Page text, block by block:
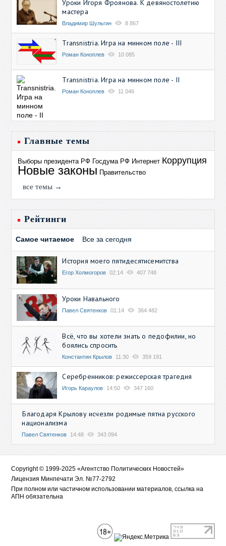
Уроки Игоря Фроянова. К девяностолетию
мастера
Владимир Шульгин 8 867
Transnistria. Игра на минном поле - III
Роман Коноплев 10 085
Transnistria. Игра на минном поле - II
Роман Коноплев 11 046
Главные темы
Выборы президента РФ Госдума РФ Интернет Коррупция
Новые законы Правительство
все темы →
Рейтинги
Самое читаемое Все за сегодня
История моего пятидесятисемитства
Егор Холмогоров 02:14 407 748
Уроки Навального
Павел Святенков 01:14 364 482
Всё, что вы хотели знать о педофилии, но
боялись спросить
Константин Крылов 11:30 359 191
Серебренников: режиссерская трагедия
Игорь Караулов 14:50 347 160
Благодаря Крылову исчезли родимые пятна русского
национализма
Павел Святенков 14:48 343 094
Copyright © 1999-2025 «Агентство Политических Новостей»
Лицензия Минпечати Эл. №77-2792
При полном или частичном использовании материалов, ссылка на
АПН обязательна